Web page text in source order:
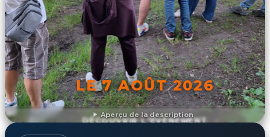
Aperçu de la description
LE 7 AOÛT 2026
DÉCOUVRIR L'ÉVÉNEMENT